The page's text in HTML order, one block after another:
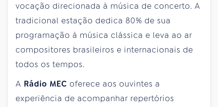
vocação direcionada à música de concerto. A
tradicional estação dedica 80% de sua
programação à música clássica e leva ao ar
compositores brasileiros e internacionais de
todos os tempos.
A Rádio MEC oferece aos ouvintes a
experiência de acompanhar repertórios